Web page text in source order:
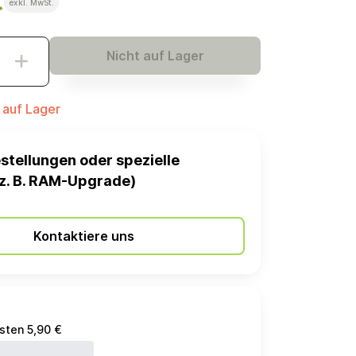
exkl. MwSt.
Nicht auf Lager
Lager
oder spezielle
B. RAM-Upgrade)
Kontaktiere uns
5,90 €